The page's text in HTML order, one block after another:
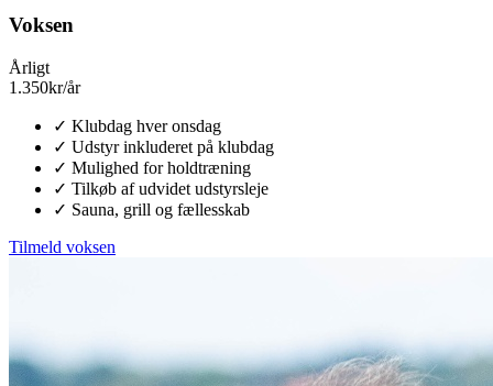
Voksen
Årligt
1.350kr/år
✓ Klubdag hver onsdag
✓ Udstyr inkluderet på klubdag
✓ Mulighed for holdtræning
✓ Tilkøb af udvidet udstyrsleje
✓ Sauna, grill og fællesskab
Tilmeld voksen